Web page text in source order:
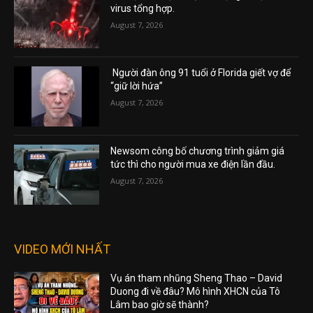
virus tổng hợp.
August 7, 2026
Người đàn ông 91 tuổi ở Florida giết vợ để
“giữ lời hứa”
August 7, 2026
Newsom công bố chương trình giảm giá
tức thì cho người mua xe điện lần đầu.
August 7, 2026
VIDEO MỚI NHẤT
Vụ án tham nhũng Sheng Thao – David
Duong đi về đâu? Mô hình XHCN của Tô
Lâm bao giờ sẽ thành?